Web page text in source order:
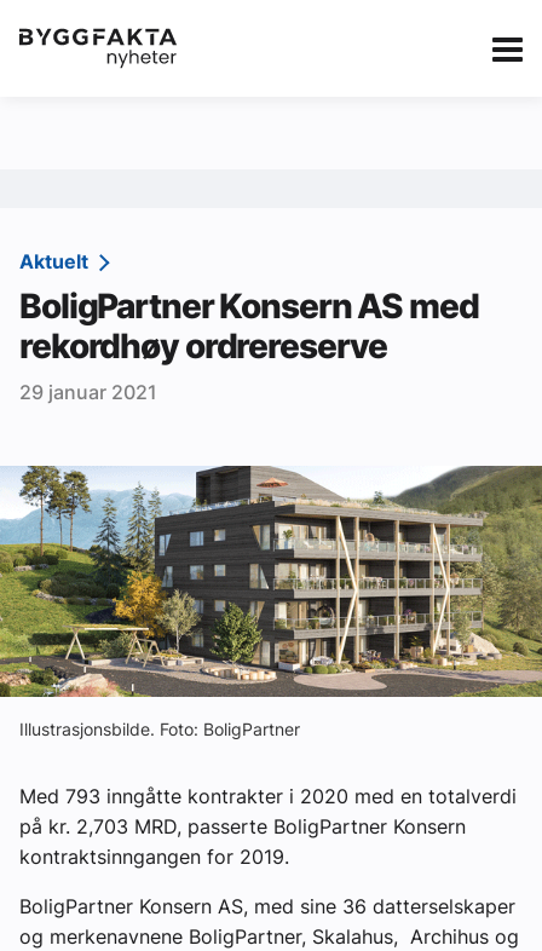
Kategorier Jobbmarkedet Annonsere i
Redaksjonen
Om Byggfakta
Annonsere
Abonnere
Tips oss
Ledige stillinger
eBlad
Aktivitetskalender
Bransjekommentar
Nyheter
Aktuelle prosjekter
Aktuelt
BoligPartner Konsern AS med
rekordhøy ordrereserve
29 januar 2021
Illustrasjonsbilde. Foto: BoligPartner
Med 793 inngåtte kontrakter i 2020 med en totalverdi
på kr. 2,703 MRD, passerte BoligPartner Konsern
kontraktsinngangen for 2019.
BoligPartner Konsern AS, med sine 36 datterselskaper
og merkenavnene BoligPartner, Skalahus, Archihus og